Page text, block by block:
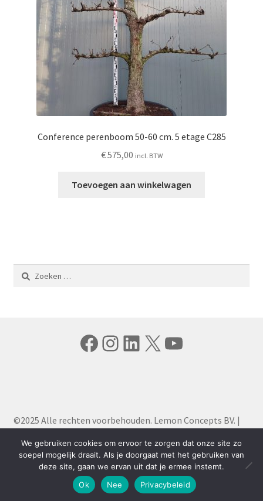
Conference perenboom 50-60 cm. 5 etage C285
€575,00 incl. BTW
Toevoegen aan winkelwagen
Zoeken
naar:
Facebook
Instagram
LinkedIn
X YouTube
©2025 Alle rechten voorbehouden. Lemon Concepts BV. |
We gebruiken cookies om ervoor te zorgen dat onze site zo
soepel mogelijk draait. Als je doorgaat met het gebruiken van
deze site, gaan we ervan uit dat je ermee instemt.
Ok
Nee Privacybeleid